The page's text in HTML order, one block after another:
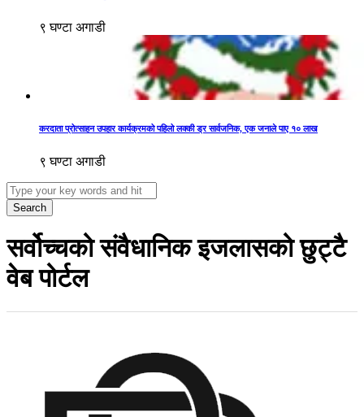
९ घण्टा अगाडी
करदाता प्रोत्साहन उपहार कार्यक्रमको पहिलो लक्की ड्र सार्वजनिक, एक जनाले पाए १० लाख
९ घण्टा अगाडी
Search
सर्वोच्चको संवैधानिक इजलासको छुट्टै
वेब पोर्टल